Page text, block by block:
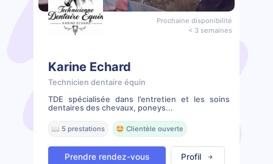
Prochaine disponibilité
< 3 semaines
Karine Echard
Technicien dentaire équin
TDE spécialisée dans l’entretien et les soins
dentaires des chevaux, poneys...
📖 5 prestations 🤩 Clientèle ouverte
Prendre rendez-vous Profil